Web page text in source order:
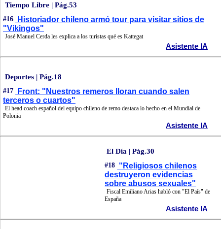
Tiempo Libre | Pág.53
#16
Historiador chileno armó tour para visitar sitios de
"Vikingos"
José Manuel Cerda les explica a los turistas qué es Kattegat
Asistente IA
Deportes | Pág.18
#17
Front: "Nuestros remeros lloran cuando salen
terceros o cuartos"
El head coach español del equipo chileno de remo destaca lo hecho en el Mundial de
Polonia
Asistente IA
El Día | Pág.30
#18 "Religiosos chilenos
destruyeron evidencias
sobre abusos sexuales"
Fiscal Emiliano Arias habló con "El País" de
España
Asistente IA